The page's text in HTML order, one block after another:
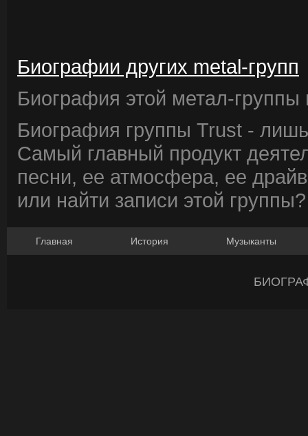
Биографии других metal-групп
Биография этой метал-группы
Биография группы Trust -
Самый главный продукт
песни, ее атмосфера, ее
или найти записи этой группы?
Главная История Музыканты